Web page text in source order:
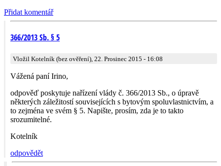
Přidat komentář
366/2013 Sb. § 5
Vložil Kotelník (bez ověření), 22. Prosinec 2015 - 16:08
Vážená paní Irino,
odpověď poskytuje nařízení vlády č. 366/2013 Sb., o úpravě
některých záležitostí souvisejících s bytovým spoluvlastnictvím, a
to zejména ve svém § 5. Napište, prosím, zda je to takto
srozumitelné.
Kotelník
odpovědět